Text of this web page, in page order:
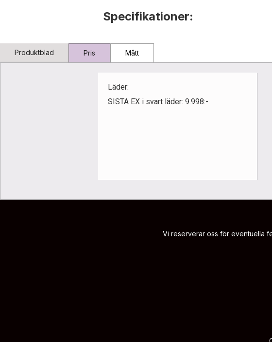
Specifikationer:
Produktblad Pris Mått
Läder:
SISTA EX i svart läder: 9.998:-
Vi reserverar oss för eventuella